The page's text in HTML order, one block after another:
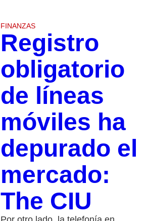
FINANZAS
Registro
obligatorio
de líneas
móviles ha
depurado el
mercado:
The CIU